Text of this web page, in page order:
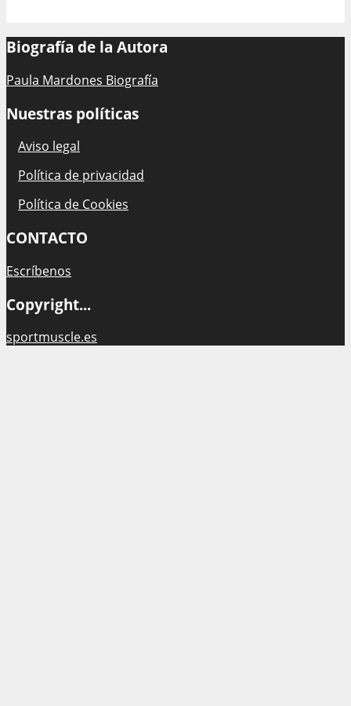
Biografía de la Autora
Paula Mardones Biografía
Nuestras políticas
Aviso legal
Política de privacidad
Política de Cookies
CONTACTO
Escríbenos
Copyright...
sportmuscle.es